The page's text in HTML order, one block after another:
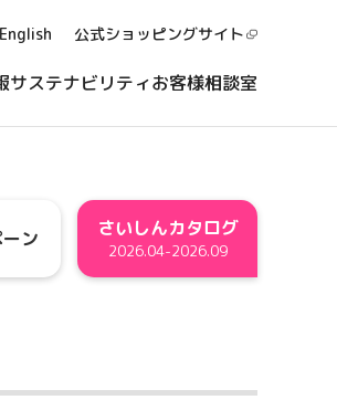
English 公式ショッピングサイト
サステナビリティお客様相談室
ン さいしんカタログ
2026.04-2026.09